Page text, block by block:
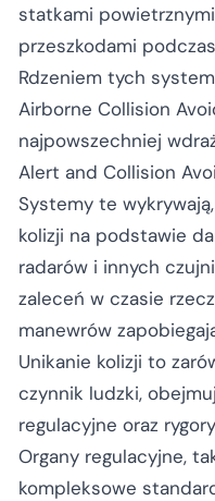
statkami
przeszkodami
Rdzeniem tych
Airborne Collision
najpowszechniej
Alert and Collision
Systemy te
kolizji na podstawie
radarów i innych
zaleceń w czasie
manewrów
Unikanie kolizji to
czynnik ludzki,
regulacyjne oraz
Organy regulacyjne,
kompleksowe